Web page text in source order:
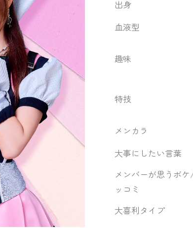
出身
血液型
趣味
特技
メンカラ
大事にしたい言葉
メンバーが思うボケ
ッコミ
大喜利タイプ